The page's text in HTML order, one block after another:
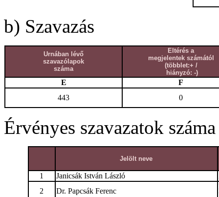
b) Szavazás
Urnában lévő
szavazólapok
száma
Eltérés a
megjelentek számától
(többlet:+ /
hiányzó: -)
E
F
443
0
Érvényes szavazatok száma
Jelölt neve
1 Janicsák István László
2
Dr. Papcsák Ferenc